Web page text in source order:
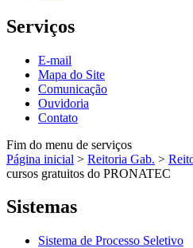
Serviços
E-mail
Mapa do Site
Comunicação
Ouvidoria
Contato
Fim do menu de serviços
Página inicial > Reitoria Gab. >
cursos gratuitos do PRONATEC
Sistemas
Sistema de Processo Seletivo